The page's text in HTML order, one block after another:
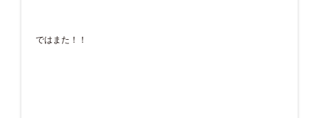
ではまた！！